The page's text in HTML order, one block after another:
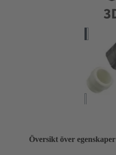
Översikt över egenskaper